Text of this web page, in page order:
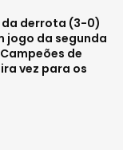
da derrota (3-0)
jogo da segunda
de
vez para os